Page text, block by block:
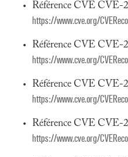
Référence CVE CVE-
https://www.cve.org/
Référence CVE CVE-
https://www.cve.org/
Référence CVE CVE-
https://www.cve.org/
Référence CVE CVE-
https://www.cve.org/